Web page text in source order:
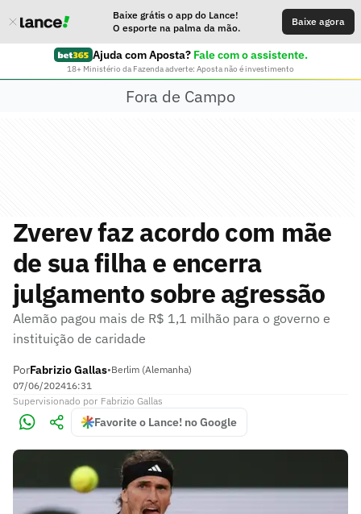
Baixe grátis o app do Lance!
O esporte na palma da mão.
Baixe agora
Ajuda com Aposta? Fale com o assistente.
18+ Ministério da Fazenda adverte: Aposta não é investimento
Fora de Campo
Zverev faz acordo com mãe
de sua filha e encerra
julgamento sobre agressão
Alemão pagou mais de R$ 1,1 milhão para o governo e
instituição de caridade
PorFabrizio Gallas•Berlim (Alemanha)
07/06/202416:31
Supervisionado por Fabrizio Gallas
Favorite o Lance! no Google